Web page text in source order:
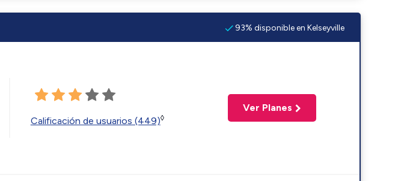
93% disponible en Kelseyville
Calificación de usuarios (449)◊
Ver Planes